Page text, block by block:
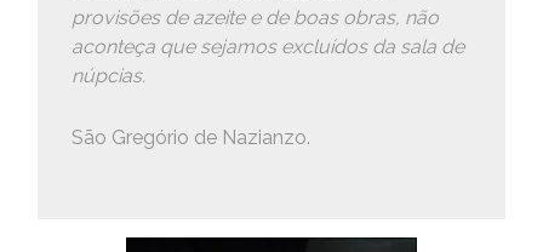
provisões de azeite e de boas obras, não
aconteça que sejamos excluídos da sala de
núpcias.
São Gregório de Nazianzo.